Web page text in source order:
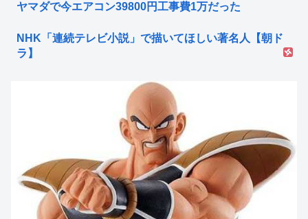
ヤマダで今エアコン39800円工事費1万だった
NHK「連続テレビ小説」で描いてほしい著名人【朝ド
ラ】